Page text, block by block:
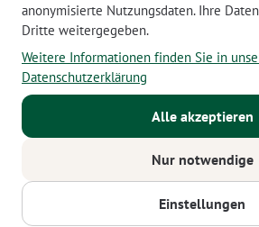
E-Mail:
Telefon: +49 30 227 70907
Im Wahlkreis Pankow
Wahlkreisbüro Julia Schneider
10437 Berlin
E-Mail:
Telefon: +49 152 24788799
anonymisierte Nutzungsdaten. Ihre
Dritte weitergegeben.
Weitere Informationen finden Sie in
Datenschutzerklärung
Alle akzeptieren
Nur notwendige
Einstellungen